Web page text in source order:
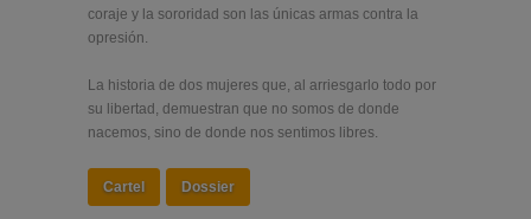
coraje y la sororidad son las únicas armas contra la
opresión.
La historia de dos mujeres que, al arriesgarlo todo por
su libertad, demuestran que no somos de donde
nacemos, sino de donde nos sentimos libres.
Cartel Dossier